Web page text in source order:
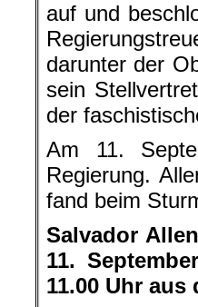
auf und
darunter der
sein
der
Am 11.
Regierung.
fand beim
Salvador
11.
11.00 Uhr